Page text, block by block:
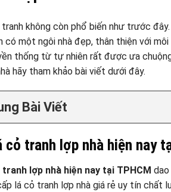
tranh không còn phổ biến như trước
có một ngôi nhà đẹp, thân thiện với
thống từ tự nhiên rất được ưa
hãy tham khảo bài viết dưới đây.
Bài Viết
cỏ tranh lợp nhà hiện nay
tranh lợp nhà hiện nay tại TPHCM
lá cỏ tranh lợp nhà giá rẻ uy tín chất